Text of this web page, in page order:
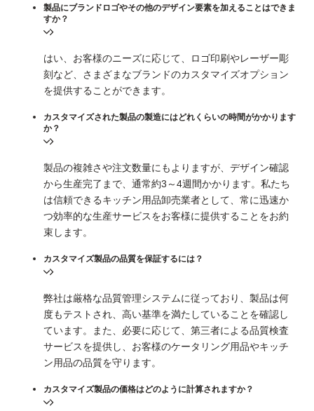
製品にブランドロゴやその他のデザイン要素を加えることはできま
すか？
はい、お客様のニーズに応じて、ロゴ印刷やレーザー彫
刻など、さまざまなブランドのカスタマイズオプション
を提供することができます。
カスタマイズされた製品の製造にはどれくらいの時間がかかります
か？
製品の複雑さや注文数量にもよりますが、デザイン確認
から生産完了まで、通常約3～4週間かかります。私たち
は信頼できるキッチン用品卸売業者として、常に迅速か
つ効率的な生産サービスをお客様に提供することをお約
束します。
カスタマイズ製品の品質を保証するには？
弊社は厳格な品質管理システムに従っており、製品は何
度もテストされ、高い基準を満たしていることを確認し
ています。また、必要に応じて、第三者による品質検査
サービスを提供し、お客様のケータリング用品やキッチ
ン用品の品質を守ります。
カスタマイズ製品の価格はどのように計算されますか？